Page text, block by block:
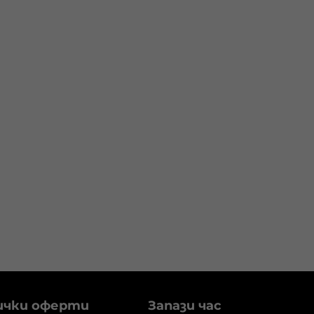
оферти Запази час